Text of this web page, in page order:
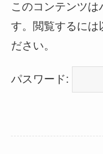
このコンテンツは
す。閲覧するには
ださい。
パスワード: